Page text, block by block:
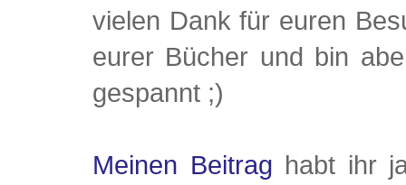
vielen Dank für euren
eurer Bücher und bin
gespannt ;)
Meinen Beitrag habt ihr